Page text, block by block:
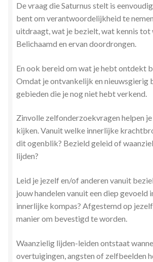
De vraag die Saturnus stelt is
bent om verantwoordelijkheid te
uitdraagt, wat je bezielt, wat kennis tot
Belichaamd en ervan doordrongen.
En ook bereid om wat je hebt ontdekt
Omdat je ontvankelijk en nieuwsgierig
gebieden die je nog niet hebt verkend.
Zinvolle zelfonderzoekvragen helpen
kijken. Vanuit welke innerlijke
dit ogenblik? Bezield geleid of
lijden?
Leid je jezelf en/of anderen vanuit
jouw handelen vanuit een diep gevoeld
innerlijke kompas? Afgestemd op
manier om bevestigd te worden.
Waanzielig lijden-leiden ontstaat
overtuigingen, angsten of zelfbeelden